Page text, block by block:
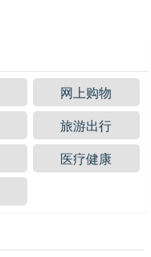
网上购物
旅游出行
医疗健康